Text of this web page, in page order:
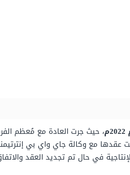
، حيث جرت العادة مع مُعظم
في حال تم تجديد العقد